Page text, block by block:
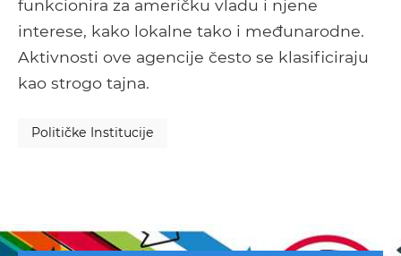
funkcionira za američku vladu i njene
interese, kako lokalne tako i međunarodne.
Aktivnosti ove agencije često se klasificiraju
kao strogo tajna.
Političke Institucije